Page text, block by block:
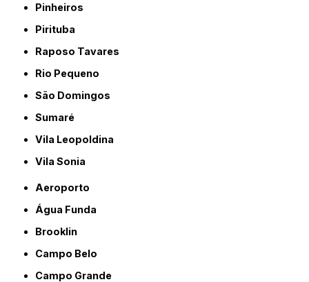
Pinheiros
Pirituba
Raposo Tavares
Rio Pequeno
São Domingos
Sumaré
Vila Leopoldina
Vila Sonia
Aeroporto
Água Funda
Brooklin
Campo Belo
Campo Grande